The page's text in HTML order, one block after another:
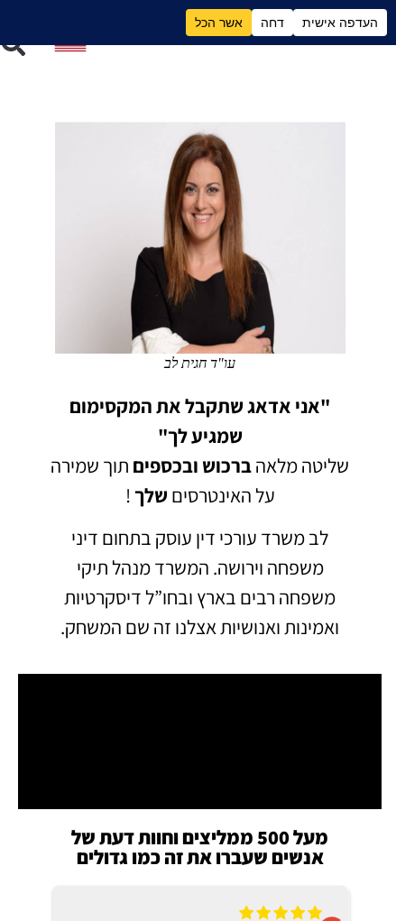
גירושים וכסף
עו"ד חגית לב
"אני אדאג שתקבל את המקסימום
שמגיע לך"
שליטה מלאהברכוש ובכספים תוך שמירה
על האינטרסים שלך!
לב משרד עורכי דין עוסק בתחום דיני
משפחה וירושה. המשרד מנהל תיקי
משפחה רבים בארץ ובחו”ל דיסקרטיות
ואמינות ואנושיות אצלנו זה שם המשחק.
מעל 500 ממליצים וחוות דעת של
אנשים שעברו את זה כמו גדולים